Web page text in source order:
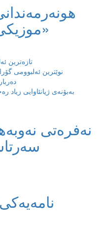
موزیكی «لا كاراڤان پاس»
نەفرەتی